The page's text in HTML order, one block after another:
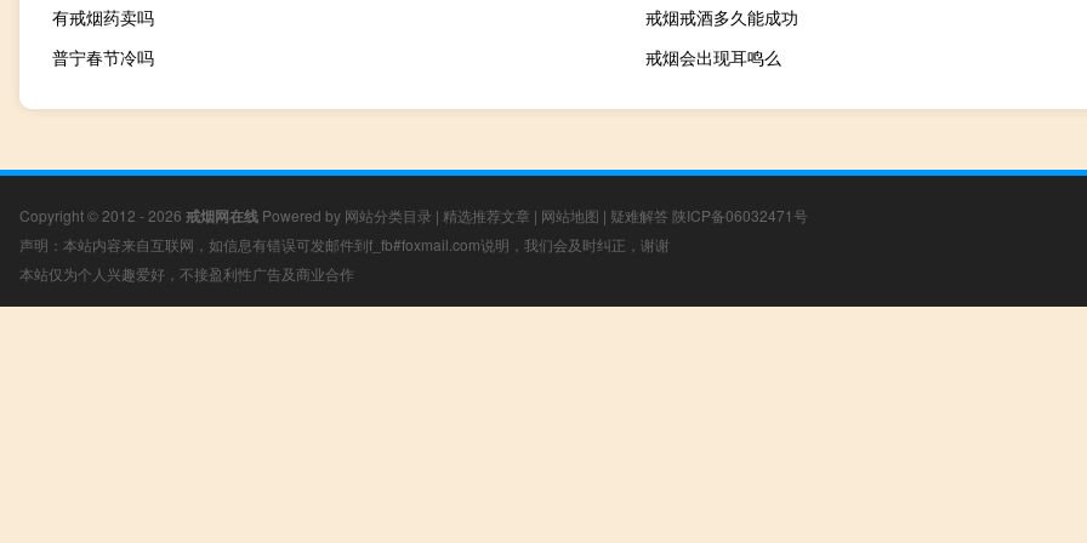
有戒烟药卖吗
戒烟戒酒多久能成功
普宁春节冷吗
戒烟会出现耳鸣么
Copyright © 2012 - 2026 戒烟网在线 Powered by 网站分类目录 | 精选推荐文章 | 网站地图 | 疑难解答 陕ICP备06032471号
声明：本站内容来自互联网，如信息有错误可发邮件到f_fb#foxmail.com说明，我们会及时纠正，谢谢
本站仅为个人兴趣爱好，不接盈利性广告及商业合作